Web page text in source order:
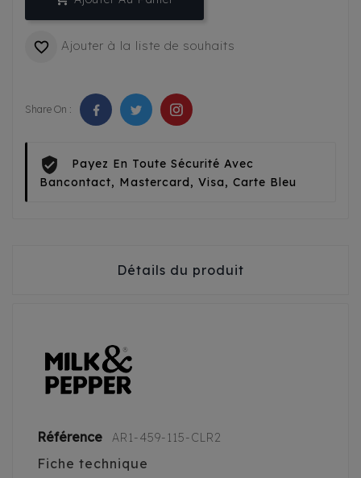
 Ajouter à la liste de souhaits
Share On :
Payez En Toute Sécurité Avec
Bancontact, Mastercard, Visa, Carte Bleu
Détails du produit
Référence AR1-459-115-CLR2
Fiche technique